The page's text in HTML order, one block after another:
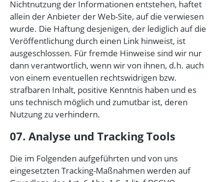
Nichtnutzung der Informationen entstehen, haftet
allein der Anbieter der Web-Site, auf die verwiesen
wurde. Die Haftung desjenigen, der lediglich auf die
Veröffentlichung durch einen Link hinweist, ist
ausgeschlossen. Für fremde Hinweise sind wir nur
dann verantwortlich, wenn wir von ihnen, d.h. auch
von einem eventuellen rechtswidrigen bzw.
strafbaren Inhalt, positive Kenntnis haben und es
uns technisch möglich und zumutbar ist, deren
Nutzung zu verhindern.
07. Analyse und Tracking Tools
Die im Folgenden aufgeführten und von uns
eingesetzten Tracking-Maßnahmen werden auf